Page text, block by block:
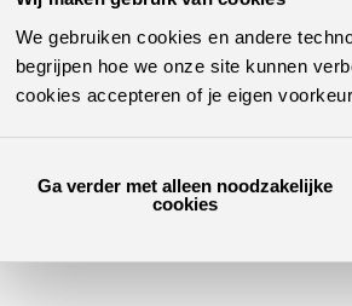
We gebruiken cookies en andere
begrijpen hoe we onze site kunnen
cookies accepteren of je eigen
Ga verder met alleen noodzakelijke
cookies
je met één klik de dichtstbijzijnde